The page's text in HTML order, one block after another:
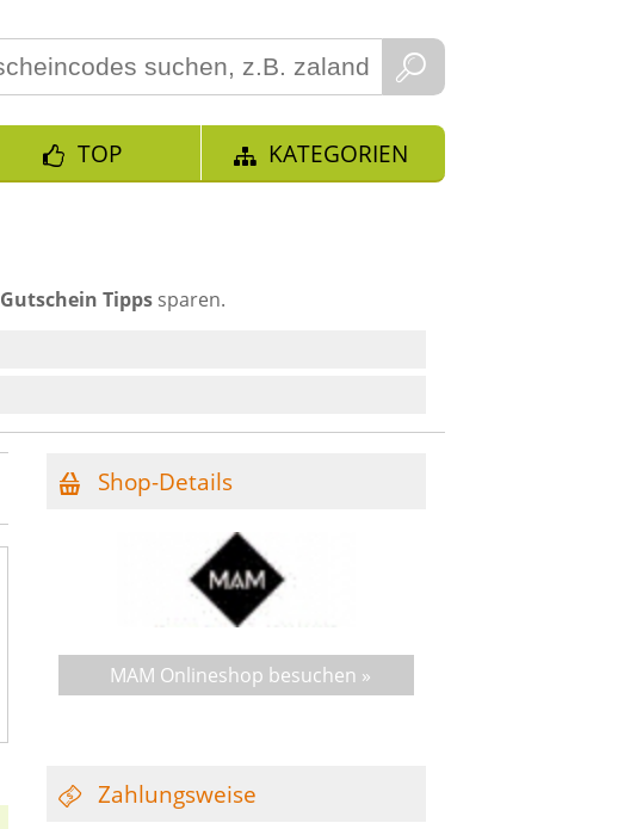
TOP KATEGORIEN
Gutschein Tipps sparen.
Shop-Details
MAM Onlineshop besuchen »
Zahlungsweise